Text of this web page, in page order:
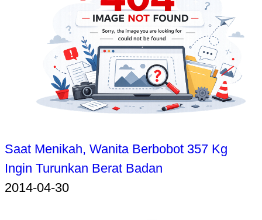
Saat Menikah, Wanita Berbobot 357 Kg
Ingin Turunkan Berat Badan
2014-04-30